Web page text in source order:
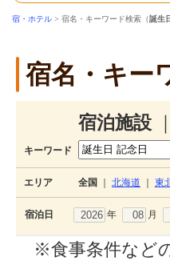
宿・ホテル > 宿名・キーワード検索（誕生
宿名・キー
宿泊施設
キーワード
エリア 全国 北海道 東
宿泊日 年 月
※食事条件など